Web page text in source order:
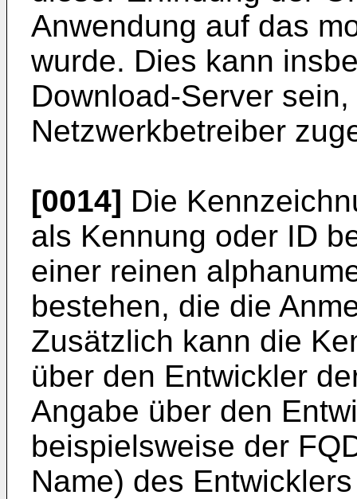
Anwendung auf das
wurde. Dies kann
Download-Server
Netzwerkbetreiber
[0014] Die
als Kennung oder ID
einer reinen
bestehen, die die
Zusätzlich kann die
über den Entwickler
Angabe über den
beispielsweise der
Name) des